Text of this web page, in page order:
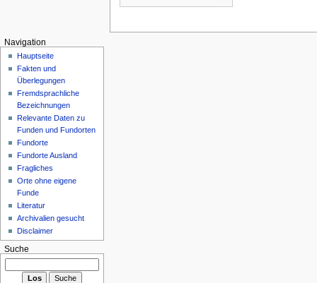
Navigation
Hauptseite
Fakten und
Überlegungen
Fremdsprachliche
Bezeichnungen
Relevante Daten zu
Funden und Fundorten
Fundorte
Fundorte Ausland
Fragliches
Orte ohne eigene
Funde
Literatur
Archivalien gesucht
Disclaimer
Suche